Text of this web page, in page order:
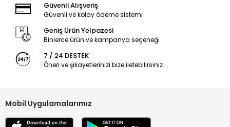
Güvenli Alışveriş
Güvenli ve kolay ödeme sistemi
Geniş Ürün Yelpazesi
Binlerce ürün ve kampanya seçeneği
7 / 24 DESTEK
Öneri ve şikayetlerinizi bize iletebilirsiniz.
Mobil Uygulamalarımız